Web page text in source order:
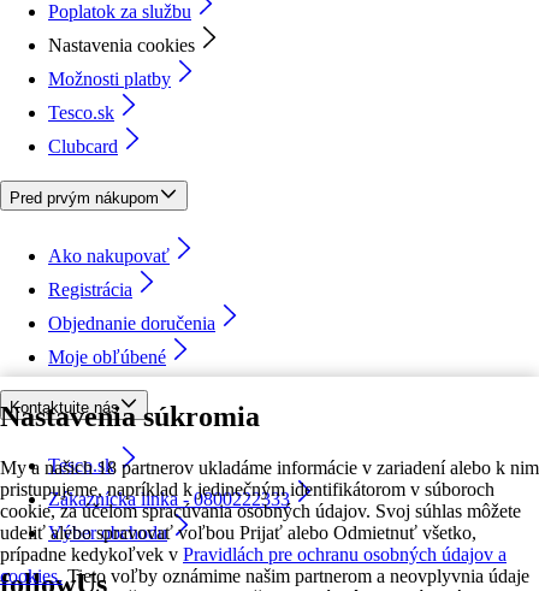
Nastavenia súkromia
My a našich 18 partnerov ukladáme informácie v zariadení alebo k nim
pristupujeme, napríklad k jedinečným identifikátorom v súboroch
cookie, za účelom spracúvania osobných údajov. Svoj súhlas môžete
udeliť alebo spravovať voľbou Prijať alebo Odmietnuť všetko,
prípadne kedykoľvek v Pravidlách pre ochranu osobných údajov a
cookies. Tieto voľby oznámime našim partnerom a neovplyvnia údaje
Poplatok za službu
Nastavenia cookies
Možnosti platby
Tesco.sk
Clubcard
Pred prvým nákupom
Ako nakupovať
Registrácia
Objednanie doručenia
Moje obľúbené
Kontaktujte nás
Tesco.sk
Zákaznícka linka - 0800222333
Výber obchodu
followUs